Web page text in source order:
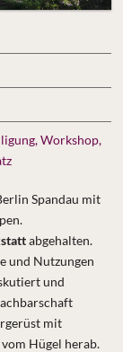
Workshop,
Spandau mit
abgehalten.
und Nutzungen
und
mit
Hügel herab.